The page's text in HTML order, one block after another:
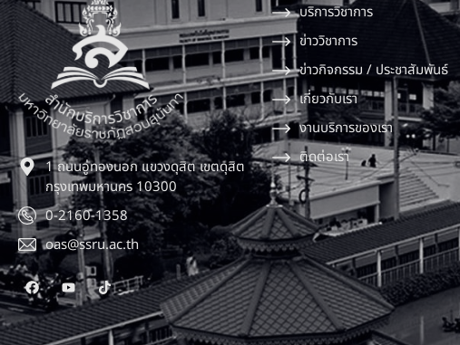
1 ถนนอู่ทองนอก แขวงดุสิต เขตดุสิต
กรุงเทพมหานคร 10300
0-2160-1358
oas@ssru.ac.th
บริการวิชาการ
ข่าววิชาการ
ข่าวกิจกรรม / ประชาสัมพันธ์
เกี่ยวกับเรา
งานบริการของเรา
ติดต่อเรา